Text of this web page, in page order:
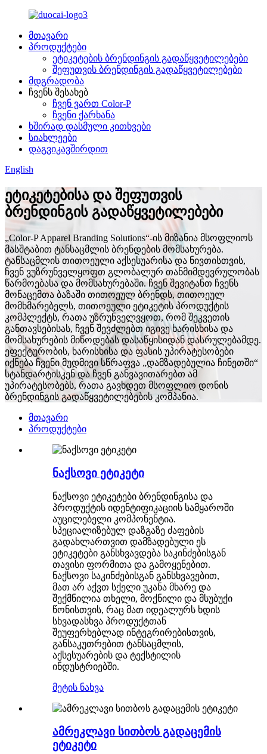
მთავარი
პროდუქტები
ეტიკეტების ბრენდინგის გადაწყვეტილებები
შეფუთვის ბრენდინგის გადაწყვეტილებები
მდგრადობა
ჩვენს შესახებ
ჩვენ ვართ Color-P
ჩვენი ქარხანა
ხშირად დასმული კითხვები
სიახლეები
დაგვიკავშირდით
English
ეტიკეტებისა და შეფუთვის
ბრენდინგის გადაწყვეტილებები
„Color-P Apparel Branding Solutions“-ის მიზანია მსოფლიოს
მასშტაბით ტანსაცმლის ბრენდების მომსახურება.
ტანსაცმლის თითოეული აქსესუარისა და ნივთისთვის,
ჩვენ ვუზრუნველყოფთ გლობალურ თანმიმდევრულობას
წარმოებასა და მომსახურებაში. ჩვენ შევიტანთ ჩვენს
მონაცემთა ბაზაში თითოეულ ბრენდს, თითოეულ
მომხმარებელს, თითოეული ეტიკეტის პროდუქტის
კომპლექტს, რათა უზრუნველვყოთ, რომ შეკვეთის
განთავსებისას, ჩვენ შევძლებთ იგივე ხარისხისა და
მომსახურების მიწოდებას დასაწყისიდან დასრულებამდე.
ეფექტურობის, ხარისხისა და ფასის უპირატესობები
იქნება ჩვენი მუდმივი სწრაფვა „დამზადებულია ჩინეთში“
სტანდარტისკენ და ჩვენ განვავითარებთ ამ
უპირატესობებს, რათა გავხდეთ მსოფლიო დონის
ბრენდინგის გადაწყვეტილებების კომპანია.
მთავარი
პროდუქტები
ნაქსოვი ეტიკეტი
ნაქსოვი ეტიკეტები ბრენდინგისა და
პროდუქტის იდენტიფიკაციის სამყაროში
აუცილებელი კომპონენტია.
სპეციალიზებულ დაზგაზე ძაფების
გადახლართვით დამზადებული ეს
ეტიკეტები განსხვავდება საკინძებისგან
თავისი ფორმითა და გამოყენებით.
ნაქსოვი საკინძებისგან განსხვავებით,
მათ არ აქვთ სქელი უკანა მხარე და
შექმნილია თხელი, მოქნილი და მსუბუქი
წონისთვის, რაც მათ იდეალურს ხდის
სხვადასხვა პროდუქტთან
შეუფერხებლად ინტეგრირებისთვის,
განსაკუთრებით ტანსაცმლის,
აქსესუარების და ტექსტილის
ინდუსტრიებში.
მეტის ნახვა
ამრეკლავი სითბოს გადაცემის
ეტიკეტი